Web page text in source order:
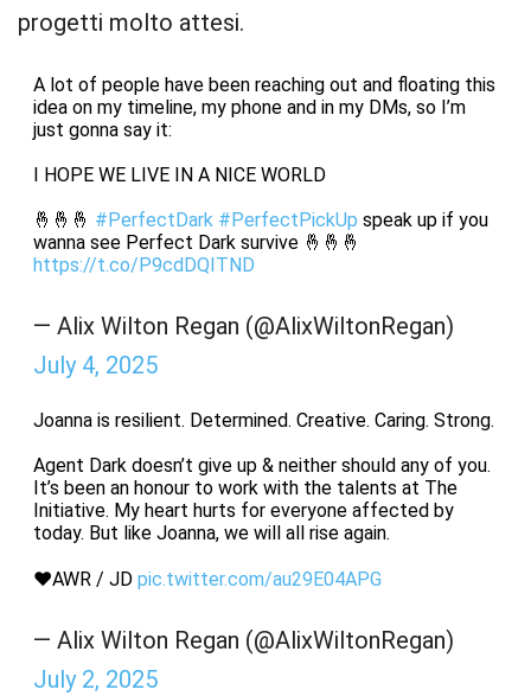
progetti molto attesi.
A lot of people have been reaching out and floating this
idea on my timeline, my phone and in my DMs, so I’m
just gonna say it:
I HOPE WE LIVE IN A NICE WORLD
🤞🤞🤞 #PerfectDark #PerfectPickUp speak up if you
wanna see Perfect Dark survive 🤞🤞🤞
https://t.co/P9cdDQITND
— Alix Wilton Regan (@AlixWiltonRegan)
July 4, 2025
Joanna is resilient. Determined. Creative. Caring. Strong.
Agent Dark doesn’t give up & neither should any of you.
It’s been an honour to work with the talents at The
Initiative. My heart hurts for everyone affected by
today. But like Joanna, we will all rise again.
❤️AWR / JD pic.twitter.com/au29E04APG
— Alix Wilton Regan (@AlixWiltonRegan)
July 2, 2025